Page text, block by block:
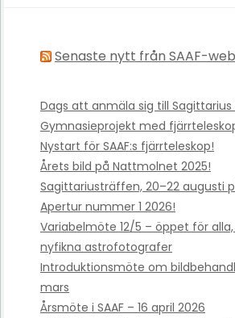
Senaste nytt från SAAF-
Dags att anmäla sig till Sagittarius
Gymnasieprojekt med
Nystart för SAAF:s fjärrteleskop!
Årets bild på Nattmolnet 2025!
Sagittariusträffen, 20–22 augusti
Apertur nummer 1 2026!
Variabelmöte 12/5 – öppet för
nyfikna astrofotografer
Introduktionsmöte om
mars
Årsmöte i SAAF – 16 april 2026